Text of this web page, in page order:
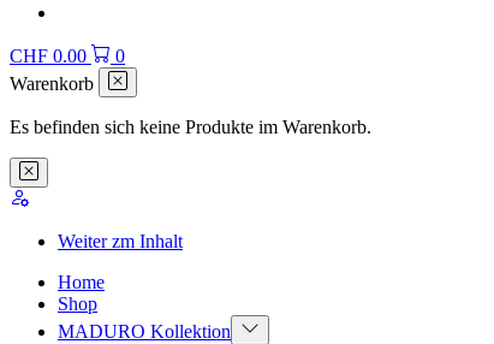
CHF 0.00
0
Warenkorb
Es befinden sich keine Produkte im Warenkorb.
Weiter zm Inhalt
Home
Shop
MADURO Kollektion